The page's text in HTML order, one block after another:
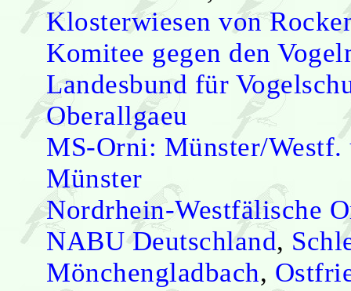
Klosterwiesen von
Komitee gegen den
Landesbund für
Oberallgaeu
MS-Orni: Münster/Westf.
Münster
Nordrhein-Westfälische
NABU Deutschland,
Mönchengladbach,